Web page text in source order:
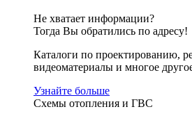
Не хватает информации?
Тогда Вы обратились по адресу!
Каталоги по проектированию,
видеоматериалы и многое
Узнайте больше
Схемы отопления и ГВС